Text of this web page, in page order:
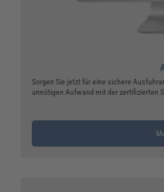
Sorgen Sie jetzt für eine sichere
unnötigen Aufwand mit der zertifizierten